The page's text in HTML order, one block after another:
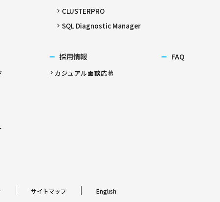
CLUSTERPRO
SQL Diagnostic Manager
採用情報
カジュアル面談応募
FAQ
サイトマップ English